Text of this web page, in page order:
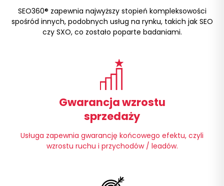
SEO360® zapewnia najwyższy stopień kompleksowości
spośród innych, podobnych usług na rynku, takich jak SEO
czy SXO, co zostało poparte badaniami.
Gwarancja wzrostu
sprzedaży
Usługa zapewnia gwarancję końcowego efektu, czyli
wzrostu ruchu i przychodów / leadów.